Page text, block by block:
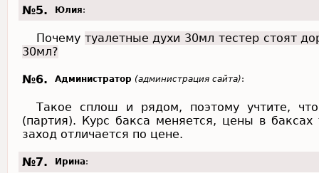
№5. Юлия:
Почему туалетные духи 30мл тестер стоят
30мл?
№6. Администратор (администрация сайта):
Такое сплош и рядом, поэтому учтите,
(партия). Курс бакса меняется, цены в
заход отличается по цене.
№7. Ирина: